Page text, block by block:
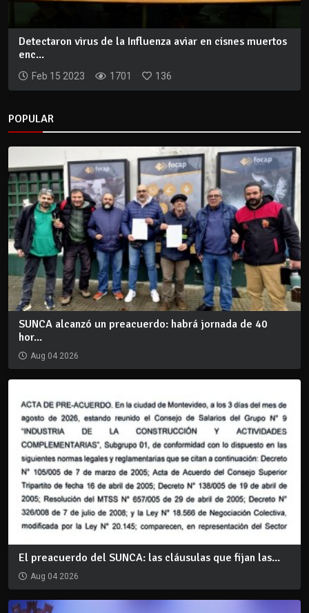
Detectaron virus de la Influenza aviar en cisnes muertos
enc...
Feb 15 2023 1701 136
POPULAR
SUNCA alcanzó un preacuerdo: habrá jornada de 40
hor...
Aug 04 2026
El preacuerdo del SUNCA: las cláusulas que fijan las...
Aug 04 2026